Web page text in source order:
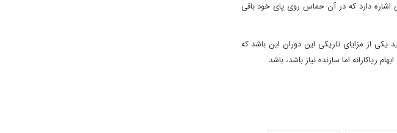
اشاره دارد که در آن حماس روی پای خود باقی
از مزایای تاریکی این دوران این باشد که
ریاکارانه اما سازنده نیاز باشد، باشد.